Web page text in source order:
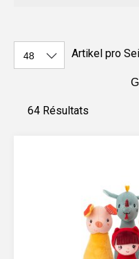
Artikel pro
64 Résultats